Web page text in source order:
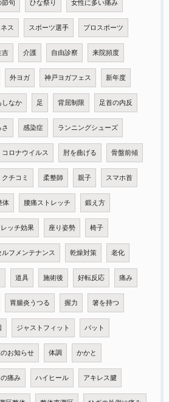
節句 ひな祭り 女性に多い痛み
ス スポーツ選手 プロスポーツ
吉 介護 自由診察 来院頻度
外ヨガ 神戸ヨガフェス 新年度
しなか 足 背屈制限 足首の内反
さ 感染症 ランニングシューズ
コロナウイルス 肘を曲げる 骨盤前傾
クチコミ 柔整師 親子 スマホ首
体 腰痛ストレッチ 鍛え方
ッチ効果 座り姿勢 椅子
ルフメンテナンス 乾燥対策 老化
道具 施術後 好転反応 痛み
胃腸炎うつる 握力 箸を持つ
ジャストフィット バット
お知らせ 体調 かかと
痛み ハイヒール アキレス腱